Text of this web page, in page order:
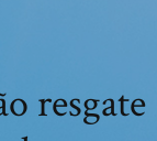
resgate